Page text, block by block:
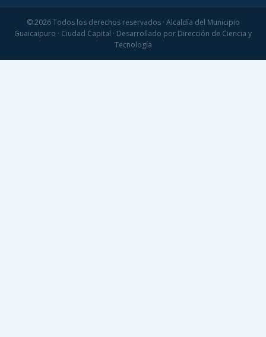
© 2026 Todos los derechos reservados · Alcaldía del Municipio
Guaicaipuro · Ciudad Capital · Desarrollado por Dirección de Ciencia y
Tecnología